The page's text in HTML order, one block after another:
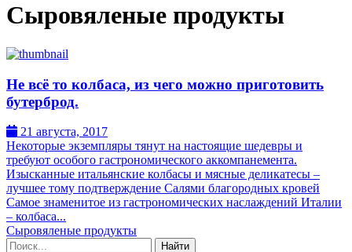
Сыровяленые продукты
Не всё то колбаса, из чего можно приготовить
бутерброд.
21 августа, 2017
Некоторые экземпляры тянут на настоящие шедевры и
требуют особого гастрономического аккомпанемента.
Изысканные итальянские колбасы и мясные деликатесы –
лучшее тому подтверждение Салями благородных кровей
Самое знаменитое из гастрономических наслаждений Италии
– колбаса...
Сыровяленые продукты
Поиск: